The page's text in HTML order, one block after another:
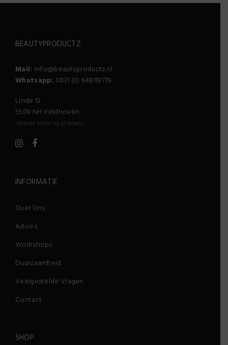
BEAUTYPRODUCTZ
Mail: info@beautyproductz.nl
Whatsapp: 0031 (0) 648119779
Linde 13
5509 NH Veldhoven
(Bezoek enkel op afspraak)
INFORMATIE
Over Ons
Advies
Workshops
Duurzaamheid
Veelgestelde Vragen
Contact
SHOP